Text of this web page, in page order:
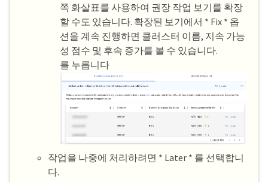
쪽 화살표를 사용하여 권장 작업 보기를 확장
할 수도 있습니다. 확장된 보기에서 * Fix * 옵
션을 계속 진행하면 클러스터 이름, 지속 가능
성 점수 및 후속 증가를 볼 수 있습니다.
를 누릅니다
작업을 나중에 처리하려면 * Later * 를 선택합니
다.